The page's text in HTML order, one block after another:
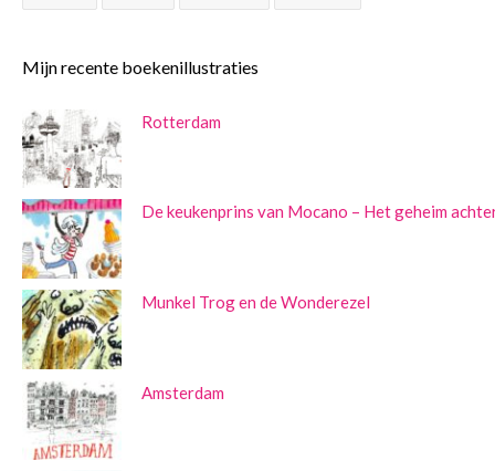
Mijn recente boekenillustraties
Rotterdam
De keukenprins van Mocano – Het geheim
Munkel Trog en de Wonderezel
Amsterdam